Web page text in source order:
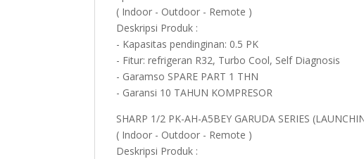
( Indoor - Outdoor - Remote )
Deskripsi Produk :
- Kapasitas pendinginan: 0.5 PK
- Fitur: refrigeran R32, Turbo Cool, Self Diagnosis
- Garamso SPARE PART 1 THN
- Garansi 10 TAHUN KOMPRESOR
SHARP 1/2 PK-AH-A5BEY GARUDA SERIES
( Indoor - Outdoor - Remote )
Deskripsi Produk :